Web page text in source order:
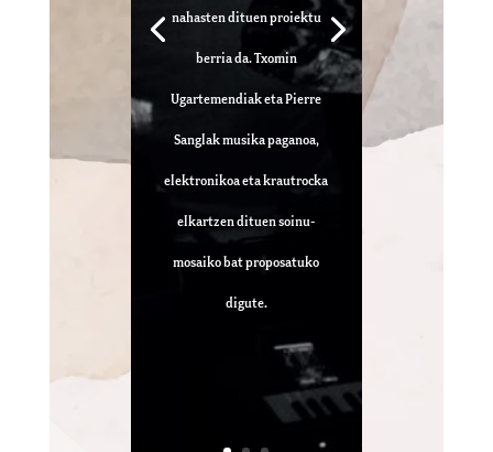
nahasten dituen proiektu
berria da. Txomin
Ugartemendiak eta Pierre
Sanglak musika paganoa,
elektronikoa eta krautrocka
elkartzen dituen soinu-
mosaiko bat proposatuko
digute.